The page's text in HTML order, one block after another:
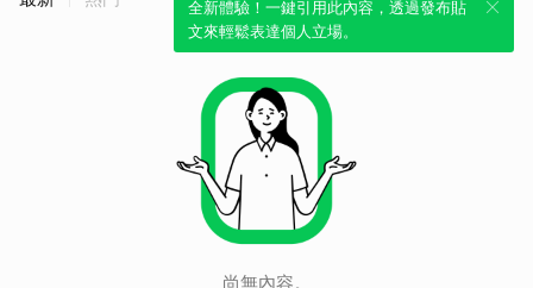
全新體驗！一鍵引用此內容，透過發布貼
文來輕鬆表達個人立場。
尚無內容。